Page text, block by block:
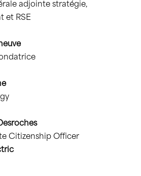
adjointe stratégie,
et RSE
Citizenship Officer